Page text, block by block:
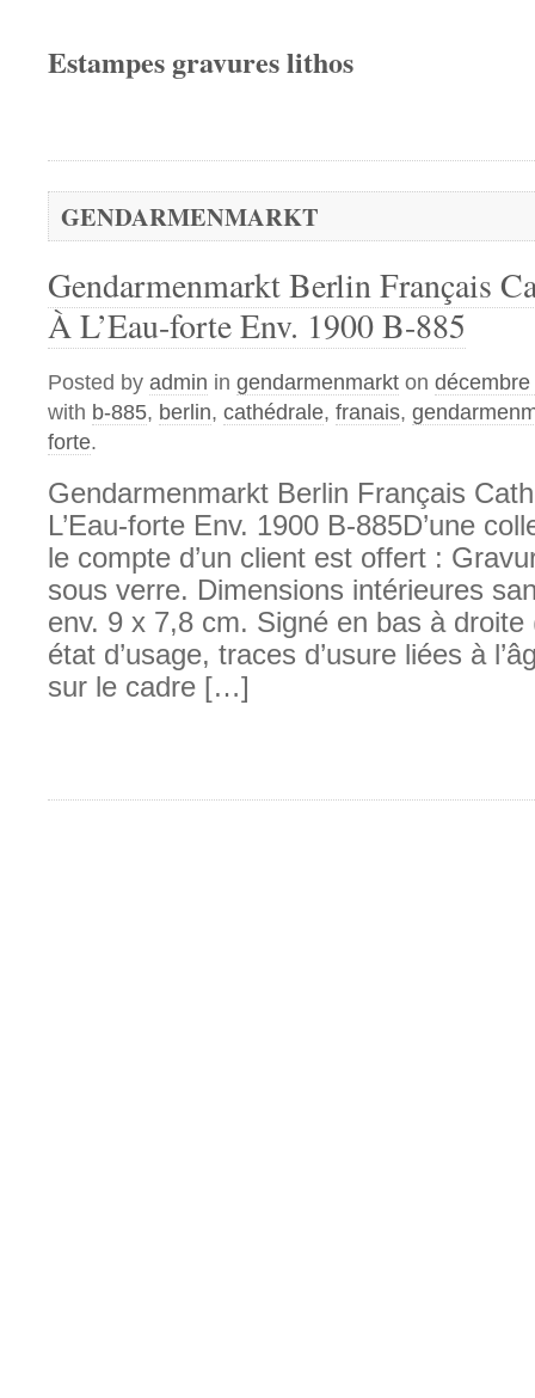
Estampes gravures lithos
GENDARMENMARKT
Gendarmenmarkt Berlin Français
À L’Eau-forte Env. 1900 B-885
Posted by admin in gendarmenmarkt on
with b-885, berlin, cathédrale, franais,
forte.
Gendarmenmarkt Berlin Français
L’Eau-forte Env. 1900 B-885D’une
le compte d’un client est offert :
sous verre. Dimensions intérieures
env. 9 x 7,8 cm. Signé en bas à
état d’usage, traces d’usure liées à
sur le cadre […]